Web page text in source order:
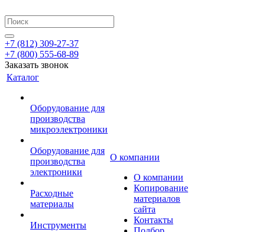
+7 (812) 309-27-37
+7 (800) 555-68-89
Заказать звонок
Каталог
Оборудование для
производства
микроэлектроники
Оборудование для
производства
электроники
Расходные
материалы
Инструменты
О компании
О компании
Копирование
материалов
сайта
Контакты